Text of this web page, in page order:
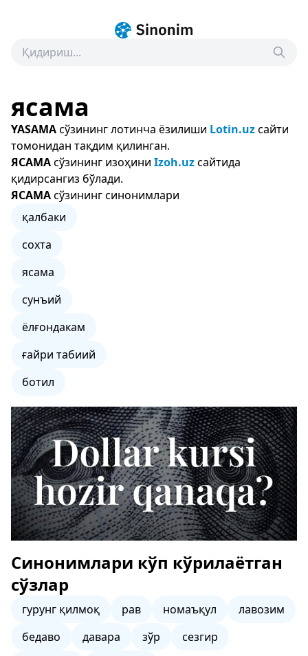
ясама
YASAMAсўзининг лотинча ёзилиши Lotin.uzсайти
томонидан тақдим қилинган.
ЯСАМАсўзининг изоҳини Izoh.uzсайтида
қидирсангиз бўлади.
ЯСАМАсўзининг синонимлари
қалбаки
сохта
ясама
сунъий
ёлғондакам
ғайри табиий
ботил
Синонимлари кўп кўрилаётган
сўзлар
гурунг қилмоқ рав номаъқул
лавозим
бедаво
давара зўр
сезгир